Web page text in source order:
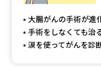
大腸がんの手術が進
手術をしなくても治
涙を使ってがんを診